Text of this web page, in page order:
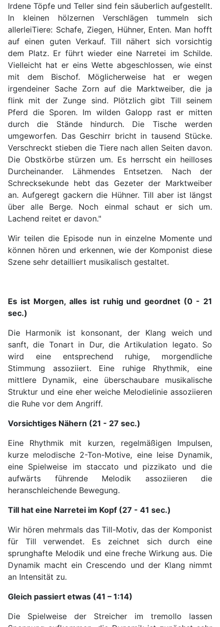
Irdene Töpfe und Teller sind fein säuber­lich aufgestellt.
In kleinen hölzernen Verschlägen tummeln sich
allerleiTiere: Schafe, Ziegen, Hühner, Enten. Man hofft
auf einen guten Verkauf. Till nähert sich vorsichtig
dem Platz. Er führt wieder eine Narre­tei im Schilde.
Vielleicht hat er eins Wette abge­schlossen, wie einst
mit dem Bischof. Möglicher­weise hat er wegen
irgendeiner Sache Zorn auf die Marktweiber, die ja
flink mit der Zunge sind. Plötz­lich gibt Till seinem
Pferd die Sporen. Im wilden Galopp rast er mitten
durch die Stände hindurch. Die Tische werden
umgeworfen. Das Geschirr bricht in tausend Stücke.
Verschreckt stieben die Tiere nach allen Seiten davon.
Die Obstkörbe stürzen um. Es herrscht ein heilloses
Durcheinander. Lähmen­des Entsetzen. Nach der
Schrecksekunde hebt das Gezeter der Marktweiber
an. Aufgeregt gackern die Hühner. Till aber ist längst
über alle Berge. Noch einmal schaut er sich um.
Lachend reitet er davon."
Wir teilen die Episode nun in einzelne Momente und
können hören und erkennen, wie der Komponist diese
Szene sehr detailliert musikalisch gestaltet.
Es ist Morgen, alles ist ruhig und geordnet (0 - 21
sec.)
Die Harmonik ist konsonant, der Klang weich und
sanft, die Tonart in Dur, die Artikulation legato. So
wird eine entsprechend ruhige, morgendliche
Stimmung assoziiert. Eine ruhige Rhythmik, eine
mittlere Dynamik, eine überschaubare musikalische
Struktur und eine eher weiche Melodielinie assoziieren
die Ruhe vor dem Angriff.
Vorsichtiges Nähern (21 - 27 sec.)
Eine Rhythmik mit kurzen, regelmäßigen Impulsen,
kurze melodische 2-Ton-Motive, eine leise Dynamik,
eine Spielweise im staccato und pizzikato und die
aufwärts führende Melodik assoziieren die
heranschleichende Bewegung.
Till hat eine Narretei im Kopf (27 - 41 sec.)
Wir hören mehrmals das Till-Motiv, das der Komponist
für Till verwendet. Es zeichnet sich durch eine
sprunghafte Melodik und eine freche Wirkung aus. Die
Dynamik macht ein Crescendo und der Klang nimmt
an Intensität zu.
Gleich passiert etwas (41 – 1:14)
Die Spielweise der Streicher im tremollo lassen